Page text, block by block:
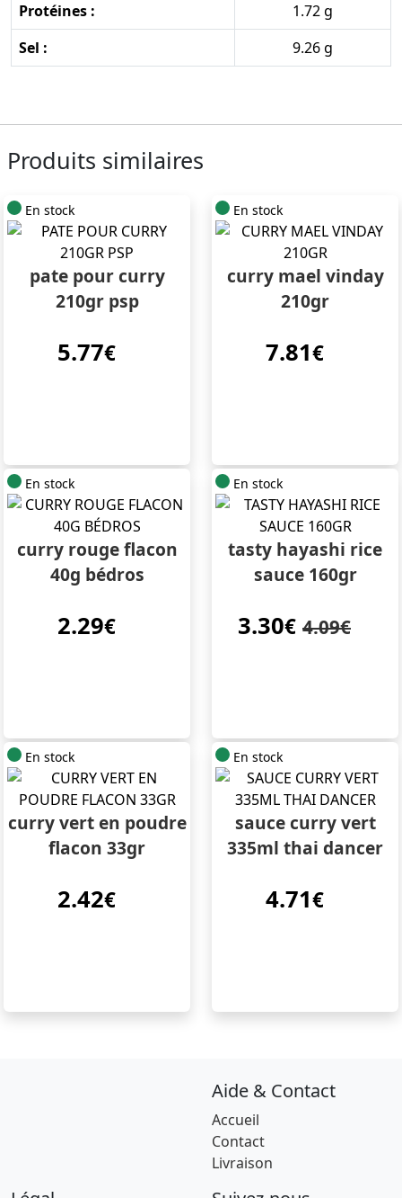
Protéines :
1.72 g
Sel :
9.26 g
Produits similaires
En stock
pate pour curry
210gr psp
5.77€
En stock
curry mael vinday
210gr
7.81€
En stock
curry rouge flacon
40g bédros
2.29€
En stock
tasty hayashi rice
sauce 160gr
3.30€ 4.09€
En stock
curry vert en poudre
flacon 33gr
2.42€
En stock
sauce curry vert
335ml thai dancer
4.71€
Aide & Contact
Accueil
Contact
Livraison